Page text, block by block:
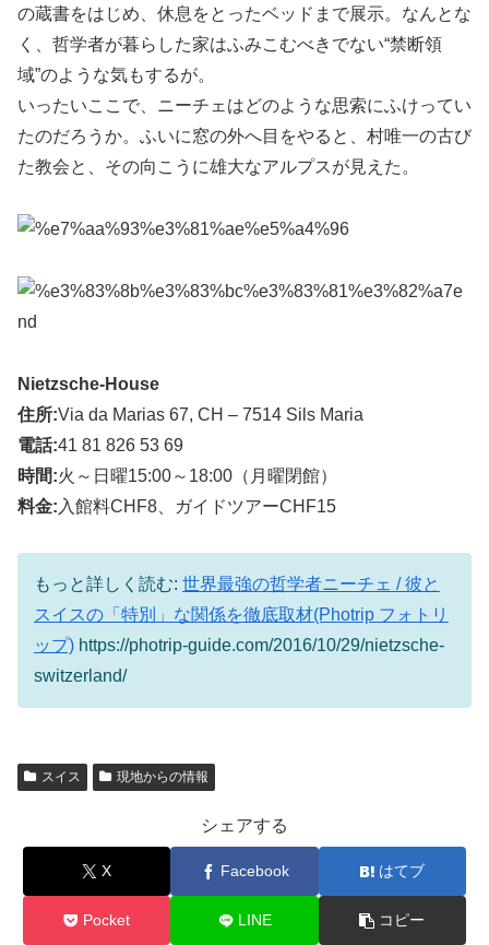
の蔵書をはじめ、休息をとったベッドまで展示。なんとな
く、哲学者が暮らした家はふみこむべきでない“禁断領
域”のような気もするが。
いったいここで、ニーチェはどのような思索にふけってい
たのだろうか。ふいに窓の外へ目をやると、村唯一の古び
た教会と、その向こうに雄大なアルプスが見えた。
Nietzsche-House
住所:Via da Marias 67, CH – 7514 Sils Maria
電話:41 81 826 53 69
時間:火～日曜15:00～18:00（月曜閉館）
料金: 入館料CHF8、ガイドツアーCHF15
もっと詳しく読む: 世界最強の哲学者ニーチェ / 彼と
スイスの「特別」な関係を徹底取材(Photrip フォトリ
ップ) https://photrip-guide.com/2016/10/29/nietzsche-
switzerland/
スイス 現地からの情報
シェアする
X Facebook はてブ
Pocket LINE コピー